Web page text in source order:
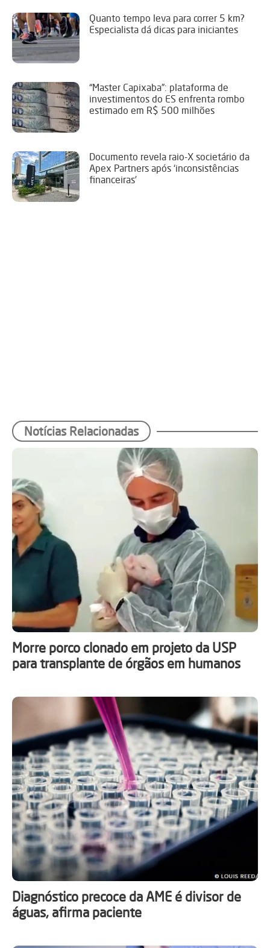
Quanto tempo leva para correr 5 km?
Especialista dá dicas para iniciantes
“Master Capixaba”: plataforma de
investimentos do ES enfrenta rombo
estimado em R$ 500 milhões
Documento revela raio-X societário da
Apex Partners após ‘inconsistências
financeiras’
Notícias Relacionadas
Morre porco clonado em projeto da USP
para transplante de órgãos em humanos
Diagnóstico precoce da AME é divisor de
águas, afirma paciente